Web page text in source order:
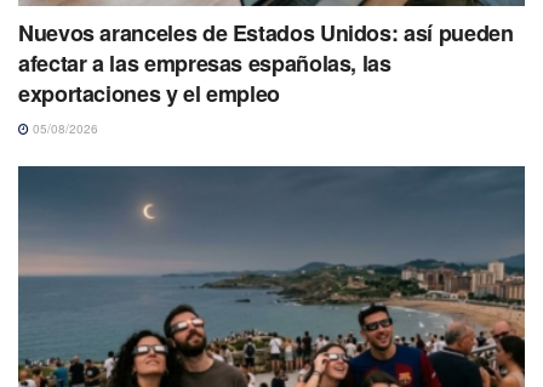
Nuevos aranceles de Estados Unidos: así pueden
afectar a las empresas españolas, las
exportaciones y el empleo
05/08/2026